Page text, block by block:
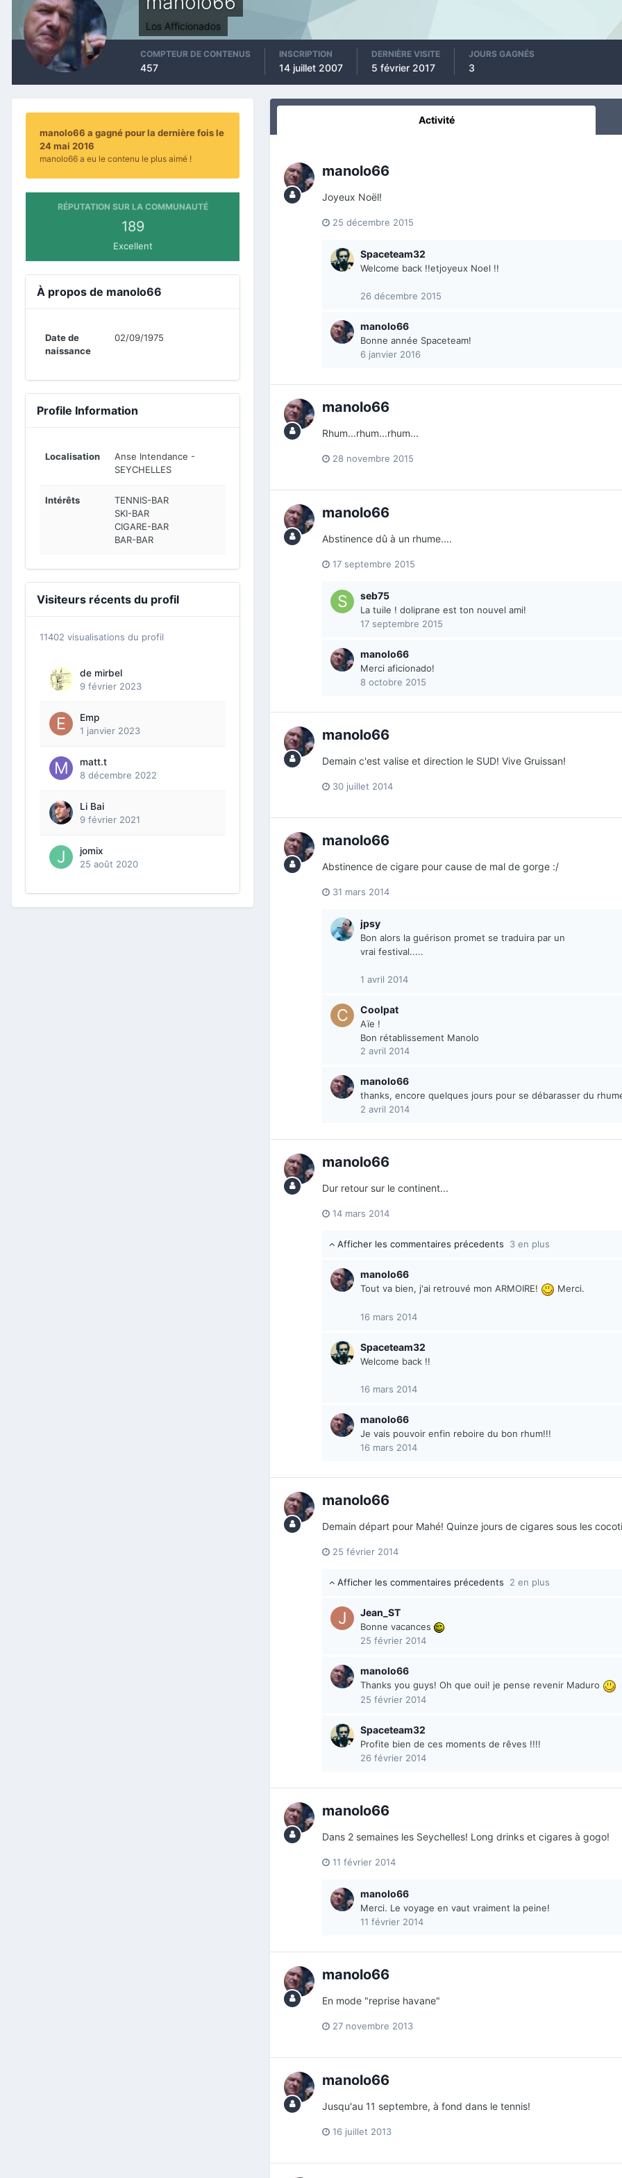
Los Afficionados
COMPTEUR DE CONTENUS
457
INSCRIPTION
14 juillet 2007
DERNIÈRE VISITE
5 février 2017
JOURS GAGNÉS
3
manolo66 a gagné pour la dernière fois le
24 mai 2016
manolo66 a eu le contenu le plus aimé !
RÉPUTATION SUR LA COMMUNAUTÉ
189
Excellent
À propos de manolo66
Date de
naissance
02/09/1975
Profile Information
Localisation
Anse Intendance -
SEYCHELLES
Intérêts
TENNIS-BAR
SKI-BAR
CIGARE-BAR
BAR-BAR
Visiteurs récents du profil
11402 visualisations du profil
de mirbel
9 février 2023
Emp
1 janvier 2023
matt.t
8 décembre 2022
Li Bai
9 février 2021
jomix
25 août 2020
Activité
manolo66
Joyeux Noël!
25 décembre 2015
Spaceteam32
Welcome back !!etjoyeux Noel !!
26 décembre 2015
manolo66
Bonne année Spaceteam!
6 janvier 2016
manolo66
Rhum...rhum...rhum...
28 novembre 2015
manolo66
Abstinence dû à un rhume....
17 septembre 2015
seb75
La tuile ! doliprane est ton nouvel ami!
17 septembre 2015
manolo66
Merci aficionado!
8 octobre 2015
manolo66
Demain c'est valise et direction le SUD! Vive Gruissan!
30 juillet 2014
manolo66
Abstinence de cigare pour cause de mal de gorge :/
31 mars 2014
jpsy
Bon alors la guérison promet se traduira par un
vrai festival.....
1 avril 2014
Coolpat
Aïe !
Bon rétablissement Manolo
2 avril 2014
manolo66
thanks, encore quelques jours pour se débarasser du
2 avril 2014
manolo66
Dur retour sur le continent...
14 mars 2014
Afficher les commentaires précedents 3 en plus
manolo66
Tout va bien, j'ai retrouvé mon ARMOIRE! Merci.
16 mars 2014
Spaceteam32
Welcome back !!
16 mars 2014
manolo66
Je vais pouvoir enfin reboire du bon rhum!!!
16 mars 2014
manolo66
Demain départ pour Mahé! Quinze jours de cigares sous les
25 février 2014
Afficher les commentaires précedents 2 en plus
Jean_ST
Bonne vacances
25 février 2014
manolo66
Thanks you guys! Oh que oui! je pense revenir Maduro
25 février 2014
Spaceteam32
Profite bien de ces moments de rêves !!!!
26 février 2014
manolo66
Dans 2 semaines les Seychelles! Long drinks et cigares à gogo!
11 février 2014
manolo66
Merci. Le voyage en vaut vraiment la peine!
11 février 2014
manolo66
En mode "reprise havane"
27 novembre 2013
manolo66
Jusqu'au 11 septembre, à fond dans le tennis!
16 juillet 2013